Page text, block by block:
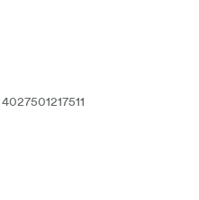
4027501217511